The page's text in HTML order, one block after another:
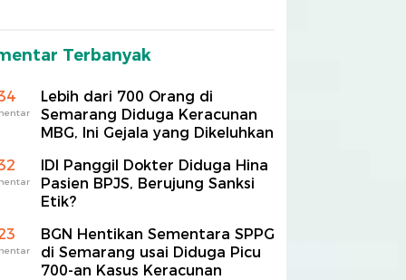
Terbanyak
Lebih dari 700 Orang di
Semarang Diduga Keracunan
MBG, Ini Gejala yang Dikeluhkan
IDI Panggil Dokter Diduga Hina
Pasien BPJS, Berujung Sanksi
Etik?
BGN Hentikan Sementara SPPG
di Semarang usai Diduga Picu
700-an Kasus Keracunan